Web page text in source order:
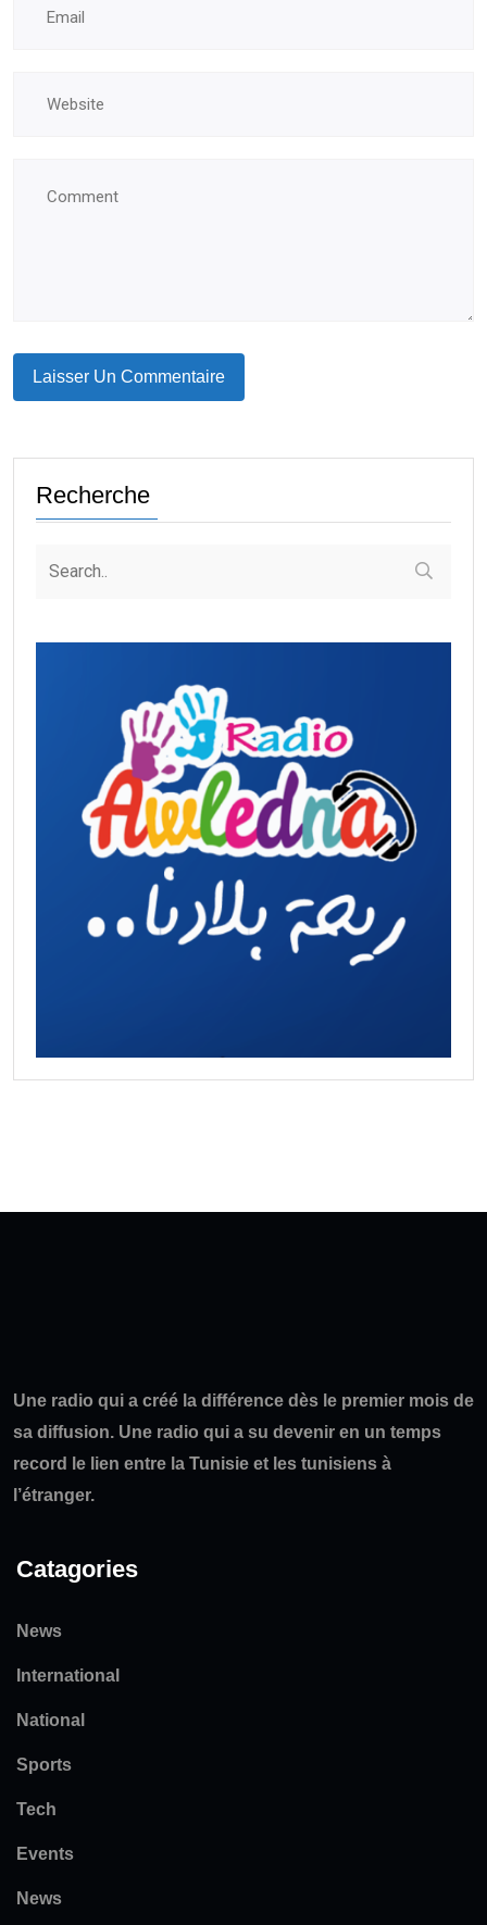
Recherche
Une radio qui a créé la différence dès le premier mois de
sa diffusion. Une radio qui a su devenir en un temps
record le lien entre la Tunisie et les tunisiens à
l’étranger.
Catagories
News
International
National
Sports
Tech
Events
News